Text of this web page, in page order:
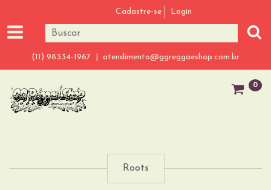
Cadastre-se Login
(11) 98334-1967 | atendimento@ggreggaeshop.com.br
0
Roots